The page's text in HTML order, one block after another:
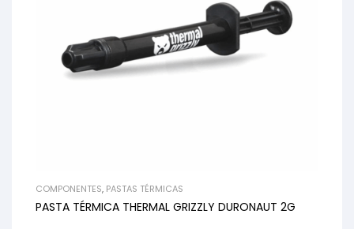
COMPONENTES, PASTAS TÉRMICAS
PASTA TÉRMICA THERMAL GRIZZLY DURONAUT 2G